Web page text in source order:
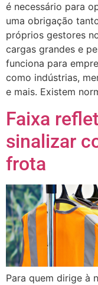
é necessário para
uma obrigação
próprios gestores
cargas grandes e
funciona para
como indústrias,
e mais. Existem
Faixa
sinalizar
frota
Para quem dirige à